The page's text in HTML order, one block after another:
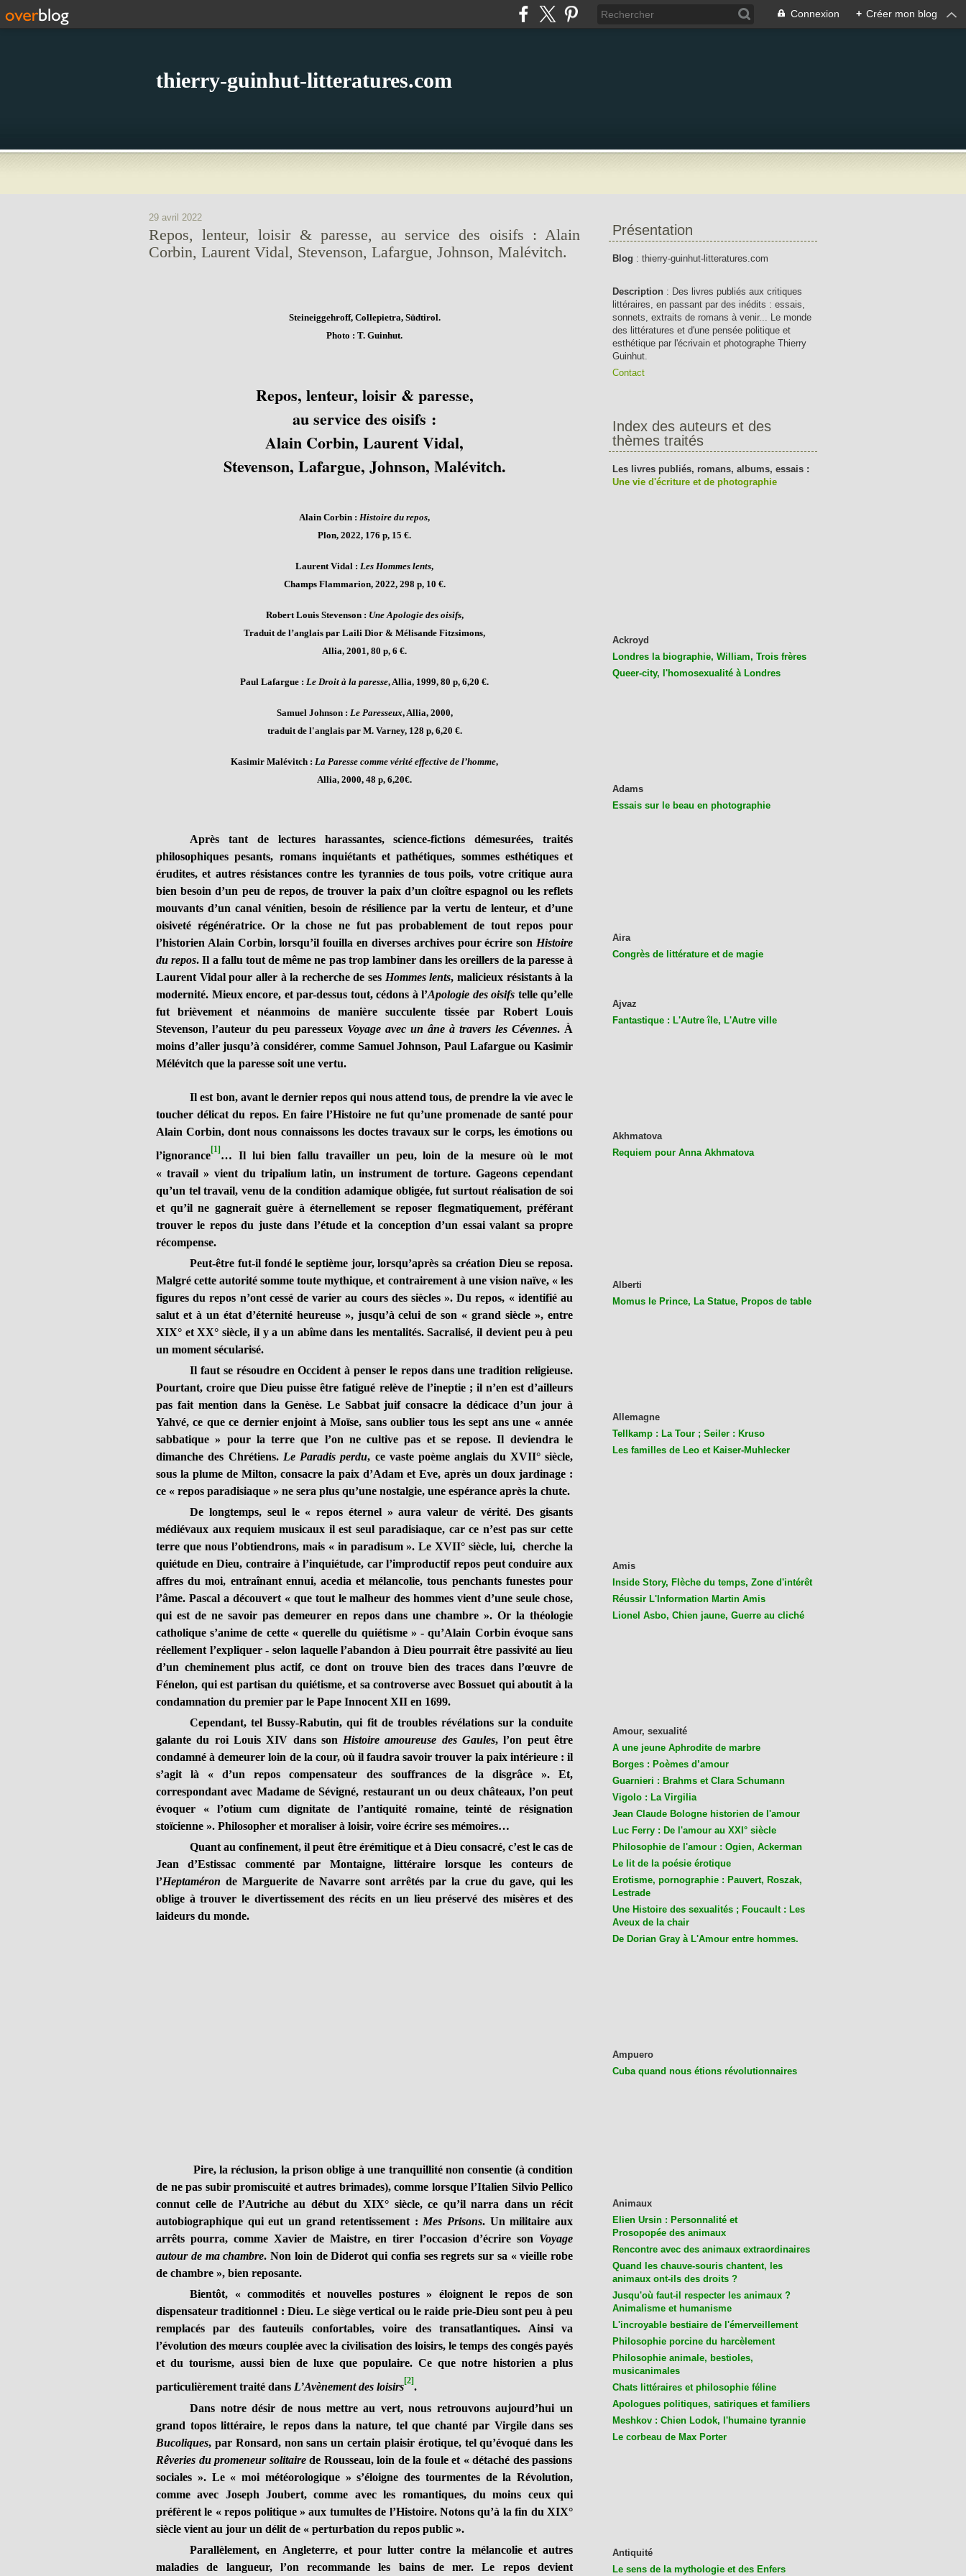
Connexion + Créer mon blog
thierry-guinhut-litteratures.com
29 avril 2022
Repos, lenteur, loisir & paresse, au service des oisifs : Alain
Corbin, Laurent Vidal, Stevenson, Lafargue, Johnson, Malévitch.
Steineiggehroff, Collepietra, Südtirol.
Photo : T. Guinhut.
Repos, lenteur, loisir & paresse,
au service des oisifs :
Alain Corbin, Laurent Vidal,
Stevenson, Lafargue, Johnson, Malévitch.
Alain Corbin : Histoire du repos,
Plon, 2022, 176 p, 15 €.
Laurent Vidal : Les Hommes lents,
Champs Flammarion, 2022, 298 p, 10 €.
Robert Louis Stevenson : Une Apologie des oisifs,
Traduit de l’anglais par Laili Dior & Mélisande Fitzsimons,
Allia, 2001, 80 p, 6 €.
Paul Lafargue : Le Droit à la paresse, Allia, 1999, 80 p, 6,20 €.
Samuel Johnson : Le Paresseux, Allia, 2000,
traduit de l'anglais par M. Varney, 128 p, 6,20 €.
Kasimir Malévitch : La Paresse comme vérité effective de l’homme,
Allia, 2000, 48 p, 6,20€.
Après tant de lectures harassantes, science-fictions démesurées, traités
philosophiques pesants, romans inquiétants et pathétiques, sommes esthétiques et
érudites, et autres résistances contre les tyrannies de tous poils, votre critique aura
bien besoin d’un peu de repos, de trouver la paix d’un cloître espagnol ou les reflets
mouvants d’un canal vénitien, besoin de résilience par la vertu de lenteur, et d’une
oisiveté régénératrice. Or la chose ne fut pas probablement de tout repos pour
l’historien Alain Corbin, lorsqu’il fouilla en diverses archives pour écrire son Histoire
du repos. Il a fallu tout de même ne pas trop lambiner dans les oreillers de la paresse à
Laurent Vidal pour aller à la recherche de ses Hommes lents, malicieux résistants à la
modernité. Mieux encore, et par-dessus tout, cédons à l’Apologie des oisifs telle qu’elle
fut brièvement et néanmoins de manière succulente tissée par Robert Louis
Stevenson, l’auteur du peu paresseux Voyage avec un âne à travers les Cévennes. À
moins d’aller jusqu’à considérer, comme Samuel Johnson, Paul Lafargue ou Kasimir
Mélévitch que la paresse soit une vertu.
Il est bon, avant le dernier repos qui nous attend tous, de prendre la vie avec le
toucher délicat du repos. En faire l’Histoire ne fut qu’une promenade de santé pour
Alain Corbin, dont nous connaissons les doctes travaux sur le corps, les émotions ou
l’ignorance[1] … Il lui bien fallu travailler un peu, loin de la mesure où le mot
« travail » vient du tripalium latin, un instrument de torture. Gageons cependant
qu’un tel travail, venu de la condition adamique obligée, fut surtout réalisation de soi
et qu’il ne gagnerait guère à éternellement se reposer flegmatiquement, préférant
trouver le repos du juste dans l’étude et la conception d’un essai valant sa propre
récompense.
Peut-être fut-il fondé le septième jour, lorsqu’après sa création Dieu se reposa.
Malgré cette autorité somme toute mythique, et contrairement à une vision naïve, « les
figures du repos n’ont cessé de varier au cours des siècles ». Du repos, « identifié au
salut et à un état d’éternité heureuse », jusqu’à celui de son « grand siècle », entre
XIX° et XX° siècle, il y a un abîme dans les mentalités. Sacralisé, il devient peu à peu
un moment sécularisé.
Il faut se résoudre en Occident à penser le repos dans une tradition religieuse.
Pourtant, croire que Dieu puisse être fatigué relève de l’ineptie ; il n’en est d’ailleurs
pas fait mention dans la Genèse. Le Sabbat juif consacre la dédicace d’un jour à
Yahvé, ce que ce dernier enjoint à Moïse, sans oublier tous les sept ans une « année
sabbatique » pour la terre que l’on ne cultive pas et se repose. Il deviendra le
dimanche des Chrétiens. Le Paradis perdu, ce vaste poème anglais du XVII° siècle,
sous la plume de Milton, consacre la paix d’Adam et Eve, après un doux jardinage :
ce « repos paradisiaque » ne sera plus qu’une nostalgie, une espérance après la chute.
De longtemps, seul le « repos éternel » aura valeur de vérité. Des gisants
médiévaux aux requiem musicaux il est seul paradisiaque, car ce n’est pas sur cette
terre que nous l’obtiendrons, mais « in paradisum ». Le XVII° siècle, lui, cherche la
quiétude en Dieu, contraire à l’inquiétude, car l’improductif repos peut conduire aux
affres du moi, entraînant ennui, acedia et mélancolie, tous penchants funestes pour
l’âme. Pascal a découvert « que tout le malheur des hommes vient d’une seule chose,
qui est de ne savoir pas demeurer en repos dans une chambre ». Or la théologie
catholique s’anime de cette « querelle du quiétisme » - qu’Alain Corbin évoque sans
réellement l’expliquer - selon laquelle l’abandon à Dieu pourrait être passivité au lieu
d’un cheminement plus actif, ce dont on trouve bien des traces dans l’œuvre de
Fénelon, qui est partisan du quiétisme, et sa controverse avec Bossuet qui aboutit à la
condamnation du premier par le Pape Innocent XII en 1699.
Cependant, tel Bussy-Rabutin, qui fit de troubles révélations sur la conduite
galante du roi Louis XIV dans son Histoire amoureuse des Gaules, l’on peut être
condamné à demeurer loin de la cour, où il faudra savoir trouver la paix intérieure : il
s’agit là « d’un repos compensateur des souffrances de la disgrâce ». Et,
correspondant avec Madame de Sévigné, restaurant un ou deux châteaux, l’on peut
évoquer « l’otium cum dignitate de l’antiquité romaine, teinté de résignation
stoïcienne ». Philosopher et moraliser à loisir, voire écrire ses mémoires…
Quant au confinement, il peut être érémitique et à Dieu consacré, c’est le cas de
Jean d’Estissac commenté par Montaigne, littéraire lorsque les conteurs de
l’Heptaméron de Marguerite de Navarre sont arrêtés par la crue du gave, qui les
oblige à trouver le divertissement des récits en un lieu préservé des misères et des
laideurs du monde.
Pire, la réclusion, la prison oblige à une tranquillité non consentie (à condition
de ne pas subir promiscuité et autres brimades), comme lorsque l’Italien Silvio Pellico
connut celle de l’Autriche au début du XIX° siècle, ce qu’il narra dans un récit
autobiographique qui eut un grand retentissement : Mes Prisons. Un militaire aux
arrêts pourra, comme Xavier de Maistre, en tirer l’occasion d’écrire son Voyage
autour de ma chambre. Non loin de Diderot qui confia ses regrets sur sa « vieille robe
de chambre », bien reposante.
Bientôt, « commodités et nouvelles postures » éloignent le repos de son
dispensateur traditionnel : Dieu. Le siège vertical ou le raide prie-Dieu sont peu à peu
remplacés par des fauteuils confortables, voire des transatlantiques. Ainsi va
l’évolution des mœurs couplée avec la civilisation des loisirs, le temps des congés payés
et du tourisme, aussi bien de luxe que populaire. Ce que notre historien a plus
particulièrement traité dans L’Avènement des loisirs[2].
Dans notre désir de nous mettre au vert, nous retrouvons aujourd’hui un
grand topos littéraire, le repos dans la nature, tel que chanté par Virgile dans ses
Bucoliques, par Ronsard, non sans un certain plaisir érotique, tel qu’évoqué dans les
Rêveries du promeneur solitairede Rousseau, loin de la foule et « détaché des passions
sociales ». Le « moi météorologique » s’éloigne des tourmentes de la Révolution,
comme avec Joseph Joubert, comme avec les romantiques, du moins ceux qui
préfèrent le « repos politique » aux tumultes de l’Histoire. Notons qu’à la fin du XIX°
siècle vient au jour un délit de « perturbation du repos public ».
Parallèlement, en Angleterre, et pour lutter contre la mélancolie et autres
maladies de langueur, l’on recommande les bains de mer. Le repos devient
Présentation
Blog : thierry-guinhut-litteratures.com
Description : Des livres publiés aux critiques
littéraires, en passant par des inédits : essais,
sonnets, extraits de romans à venir... Le monde
des littératures et d'une pensée politique et
esthétique par l'écrivain et photographe Thierry
Guinhut.
Contact
Index des auteurs et des
thèmes traités
Les livres publiés, romans, albums, essais :
Une vie d'écriture et de photographie
Ackroyd
Londres la biographie, William, Trois frères
Queer-city, l'homosexualité à Londres
Adams
Essais sur le beau en photographie
Aira
Congrès de littérature et de magie
Ajvaz
Fantastique : L'Autre île, L'Autre ville
Akhmatova
Requiem pour Anna Akhmatova
Alberti
Momus le Prince, La Statue, Propos de table
Allemagne
Tellkamp : La Tour ; Seiler : Kruso
Les familles de Leo et Kaiser-Muhlecker
Amis
Inside Story, Flèche du temps, Zone d'intérêt
Réussir L'Information Martin Amis
Lionel Asbo, Chien jaune, Guerre au cliché
Amour, sexualité
A une jeune Aphrodite de marbre
Borges : Poèmes d’amour
Guarnieri : Brahms et Clara Schumann
Vigolo : La Virgilia
Jean Claude Bologne historien de l'amour
Luc Ferry : De l'amour au XXI° siècle
Philosophie de l'amour : Ogien, Ackerman
Le lit de la poésie érotique
Erotisme, pornographie : Pauvert, Roszak,
Lestrade
Une Histoire des sexualités ; Foucault : Les
Aveux de la chair
De Dorian Gray à L'Amour entre hommes.
Ampuero
Cuba quand nous étions révolutionnaires
Animaux
Elien Ursin : Personnalité et
Prosopopée des animaux
Rencontre avec des animaux extraordinaires
Quand les chauve-souris chantent, les
animaux ont-ils des droits ?
Jusqu'où faut-il respecter les animaux ?
Animalisme et humanisme
L'incroyable bestiaire de l'émerveillement
Philosophie porcine du harcèlement
Philosophie animale, bestioles,
musicanimales
Chats littéraires et philosophie féline
Apologues politiques, satiriques et familiers
Meshkov : Chien Lodok, l'humaine tyrannie
Le corbeau de Max Porter
Antiquité
Le sens de la mythologie et des Enfers